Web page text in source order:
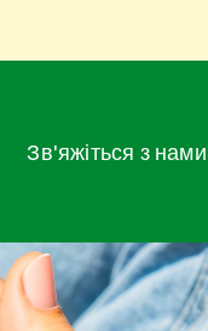
Зв'яжіться з нами